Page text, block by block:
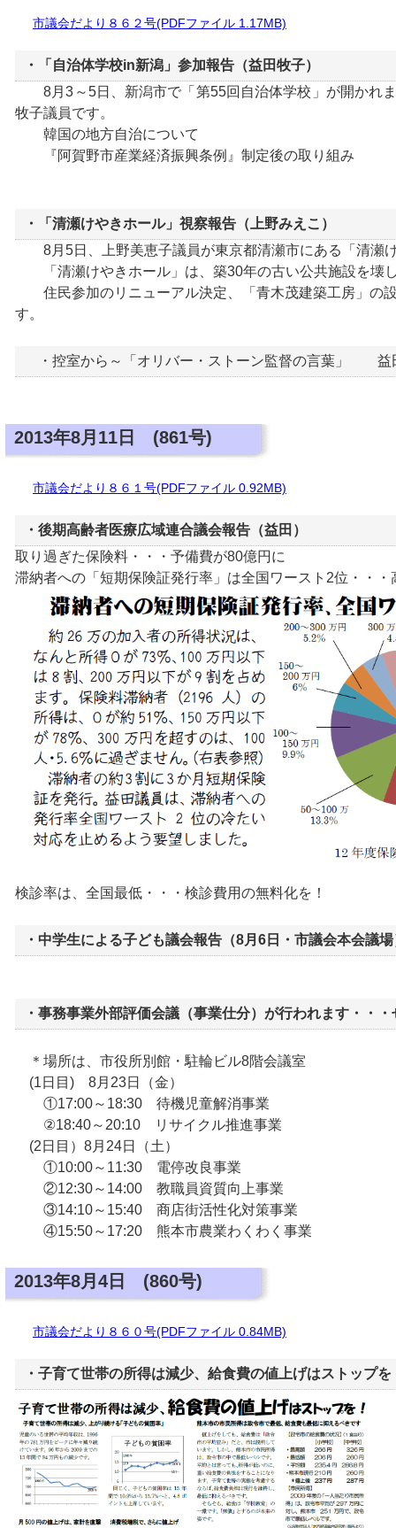
市議会だより８６２号(PDFファイル 1.17MB)
・「自治体学校in新潟」参加報告（益田牧子）
8月3～5日、新潟市で「第55回自治体学校」が開かれま
牧子議員です。
韓国の地方自治について
『阿賀野市産業経済振興条例』制定後の取り組み
・「清瀬けやきホール」視察報告（上野みえこ）
8月5日、上野美恵子議員が東京都清瀬市にある「清瀬
「清瀬けやきホール」は、築30年の古い公共施設を壊
住民参加のリニューアル決定、「青木茂建築工房」の
す。
・控室から～「オリバー・ストーン監督の言葉」 益
2013年8月11日 (861号)
市議会だより８６１号(PDFファイル 0.92MB)
・後期高齢者医療広域連合議会報告（益田）
取り過ぎた保険料・・・予備費が80億円に
滞納者への「短期保険証発行率」は全国ワースト2位・・
検診率は、全国最低・・・検診費用の無料化を！
・中学生による子ども議会報告（8月6日・市議会本会議
・事務事業外部評価会議（事業仕分）が行われます・・
＊場所は、市役所別館・駐輪ビル8階会議室
(1日目) 8月23日（金）
①17:00～18:30 待機児童解消事業
②18:40～20:10 リサイクル推進事業
(2日目）8月24日（土）
①10:00～11:30 電停改良事業
②12:30～14:00 教職員資質向上事業
③14:10～15:40 商店街活性化対策事業
④15:50～17:20 熊本市農業わくわく事業
2013年8月4日 (860号)
市議会だより８６０号(PDFファイル 0.84MB)
・子育て世帯の所得は減少、給食費の値上げはストップを